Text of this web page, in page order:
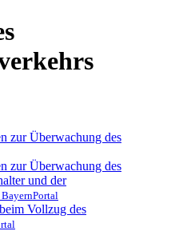
zur Überwachung des
zur Überwachung des
und der
BayernPortal
Vollzug des